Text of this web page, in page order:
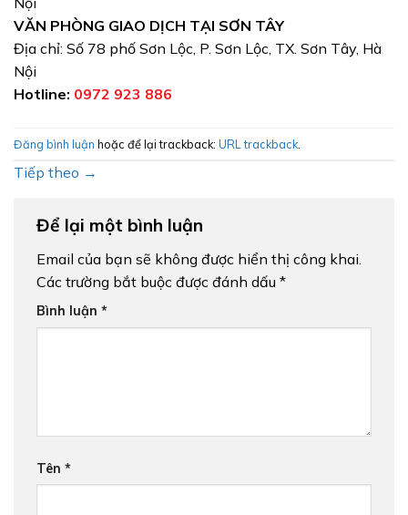
VĂN PHÒNG GIAO DỊCH TẠI SƠN TÂY
Địa chỉ: Số 78 phố Sơn Lộc, P. Sơn Lộc, TX. Sơn Tây, Hà
Nội
Hotline: 0972 923 886
Đăng bình luận hoặc để lại trackback: URL trackback
Tiếp theo →
Để lại một bình luận
Email của bạn sẽ không được hiển thị công khai.
Các trường bắt buộc được đánh dấu *
Bình luận *
Tên *